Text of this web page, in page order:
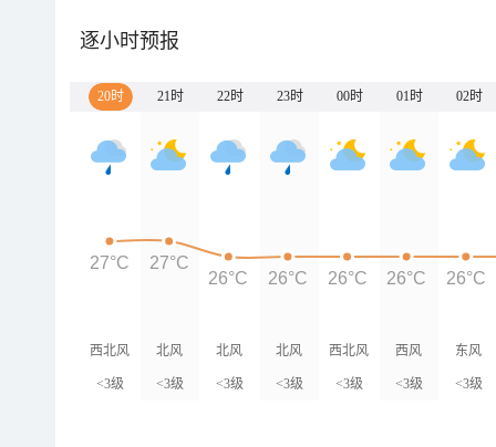
逐小时预报
20时 21时 22时 23时 00时 01时 02时
西北风
<3级
北风
<3级
北风
<3级
北风
<3级
西北风
<3级
西风
<3级
东风
<3级
27°C
27°C
26°C
26°C 26°C 26°C 26°C